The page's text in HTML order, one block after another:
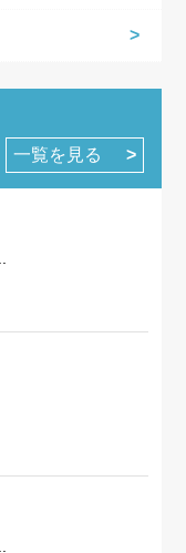
一覧を見る